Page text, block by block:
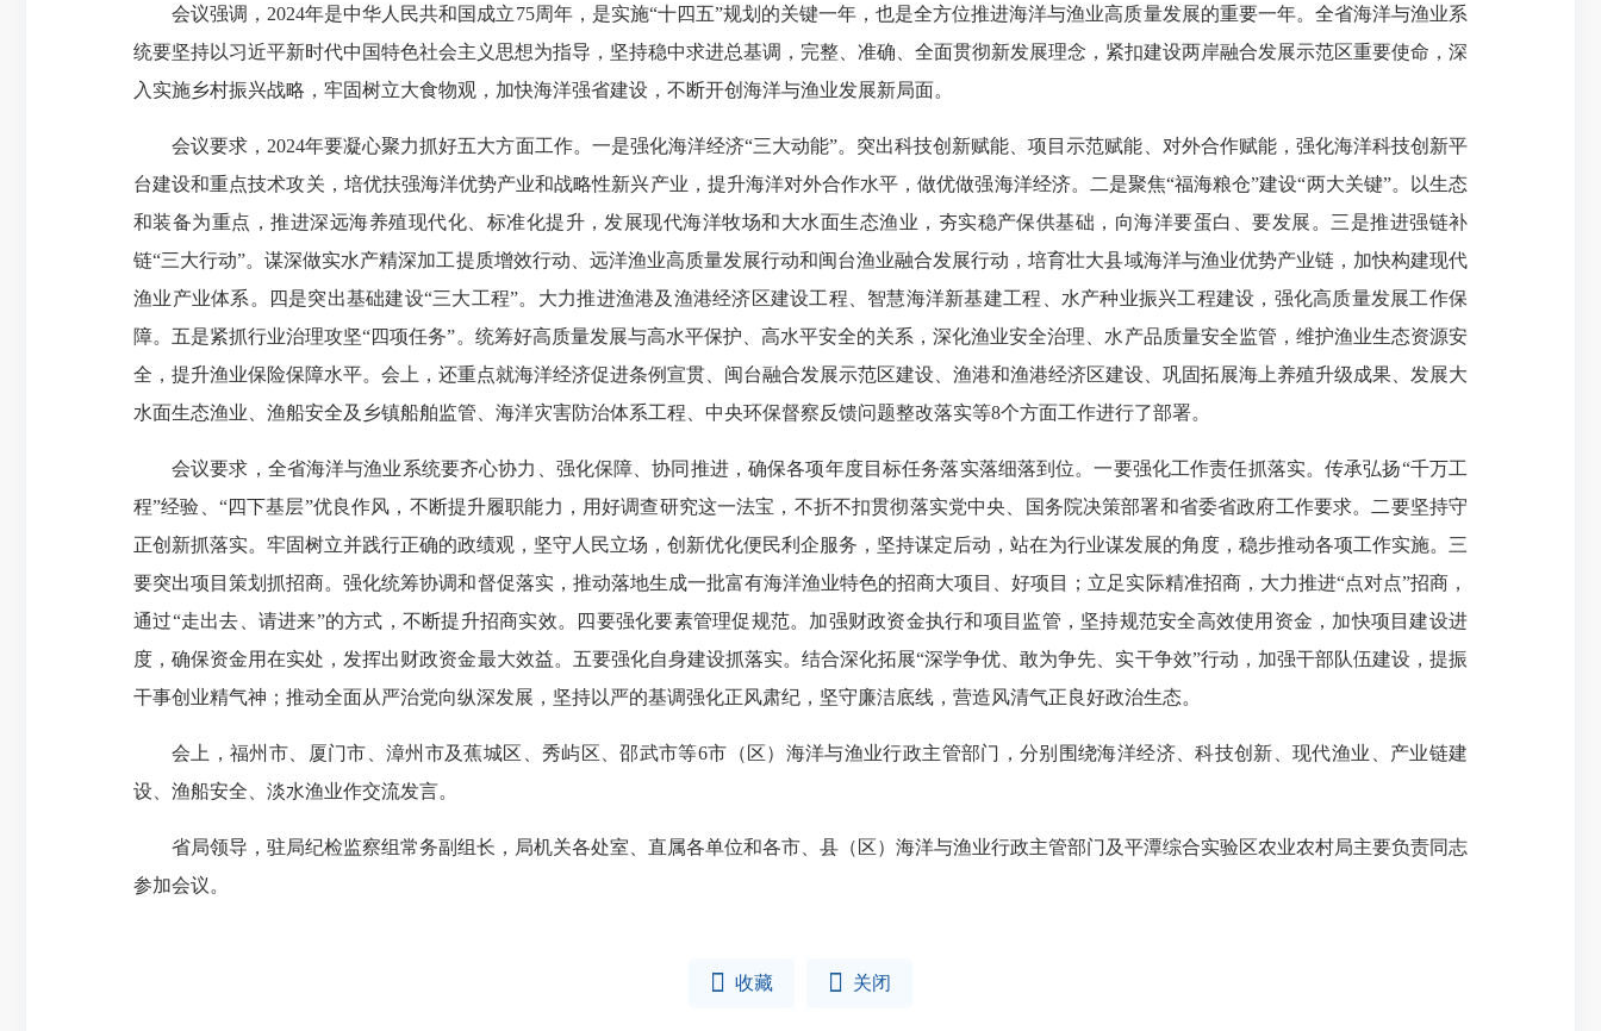
会议强调，2024年是中华人民共和国成立75周年，是实施“十四五”规划的关键一年，也是全方位推进海洋与渔业高质量发展的重要一年。全省海洋与渔业系
统要坚持以习近平新时代中国特色社会主义思想为指导，坚持稳中求进总基调，完整、准确、全面贯彻新发展理念，紧扣建设两岸融合发展示范区重要使命，深
入实施乡村振兴战略，牢固树立大食物观，加快海洋强省建设，不断开创海洋与渔业发展新局面。
会议要求，2024年要凝心聚力抓好五大方面工作。一是强化海洋经济“三大动能”。突出科技创新赋能、项目示范赋能、对外合作赋能，强化海洋科技创新平
台建设和重点技术攻关，培优扶强海洋优势产业和战略性新兴产业，提升海洋对外合作水平，做优做强海洋经济。二是聚焦“福海粮仓”建设“两大关键”。以生态
和装备为重点，推进深远海养殖现代化、标准化提升，发展现代海洋牧场和大水面生态渔业，夯实稳产保供基础，向海洋要蛋白、要发展。三是推进强链补
链“三大行动”。谋深做实水产精深加工提质增效行动、远洋渔业高质量发展行动和闽台渔业融合发展行动，培育壮大县域海洋与渔业优势产业链，加快构建现代
渔业产业体系。四是突出基础建设“三大工程”。大力推进渔港及渔港经济区建设工程、智慧海洋新基建工程、水产种业振兴工程建设，强化高质量发展工作保
障。五是紧抓行业治理攻坚“四项任务”。统筹好高质量发展与高水平保护、高水平安全的关系，深化渔业安全治理、水产品质量安全监管，维护渔业生态资源安
全，提升渔业保险保障水平。会上，还重点就海洋经济促进条例宣贯、闽台融合发展示范区建设、渔港和渔港经济区建设、巩固拓展海上养殖升级成果、发展大
水面生态渔业、渔船安全及乡镇船舶监管、海洋灾害防治体系工程、中央环保督察反馈问题整改落实等8个方面工作进行了部署。
会议要求，全省海洋与渔业系统要齐心协力、强化保障、协同推进，确保各项年度目标任务落实落细落到位。一要强化工作责任抓落实。传承弘扬“千万工
程”经验、“四下基层”优良作风，不断提升履职能力，用好调查研究这一法宝，不折不扣贯彻落实党中央、国务院决策部署和省委省政府工作要求。二要坚持守
正创新抓落实。牢固树立并践行正确的政绩观，坚守人民立场，创新优化便民利企服务，坚持谋定后动，站在为行业谋发展的角度，稳步推动各项工作实施。三
要突出项目策划抓招商。强化统筹协调和督促落实，推动落地生成一批富有海洋渔业特色的招商大项目、好项目；立足实际精准招商，大力推进“点对点”招商，
通过“走出去、请进来”的方式，不断提升招商实效。四要强化要素管理促规范。加强财政资金执行和项目监管，坚持规范安全高效使用资金，加快项目建设进
度，确保资金用在实处，发挥出财政资金最大效益。五要强化自身建设抓落实。结合深化拓展“深学争优、敢为争先、实干争效”行动，加强干部队伍建设，提振
干事创业精气神；推动全面从严治党向纵深发展，坚持以严的基调强化正风肃纪，坚守廉洁底线，营造风清气正良好政治生态。
会上，福州市、厦门市、漳州市及蕉城区、秀屿区、邵武市等6市（区）海洋与渔业行政主管部门，分别围绕海洋经济、科技创新、现代渔业、产业链建
设、渔船安全、淡水渔业作交流发言。
省局领导，驻局纪检监察组常务副组长，局机关各处室、直属各单位和各市、县（区）海洋与渔业行政主管部门及平潭综合实验区农业农村局主要负责同志
参加会议。
 收藏  关闭